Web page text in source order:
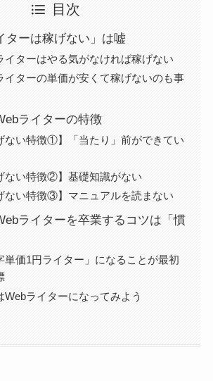
目次
ターは稼げない」は嘘
イターはやる気がなければ稼げない
イターの単価が安くて稼げないのも事
ライターの特徴
ない特徴①】「当たり」前ができてい
ない特徴②】基礎知識がない
ない特徴③】マニュアルを読まない
ライターを卒業するコツは「慣
単価1円ライター」になることが最初
Webライターになってみよう